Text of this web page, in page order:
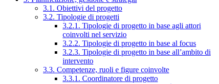
3.1. Obiettivi del progetto
3.2. Tipologie di progetti
3.2.1. Tipologie di progetto in base agli attori
coinvolti nel servizio
3.2.2. Tipologie di progetto in base al focus
3.2.3. Tipologie di progetto in base all’ambito di
intervento
3.3. Competenze, ruoli e figure coinvolte
3.3.1. Coordinatore di progetto